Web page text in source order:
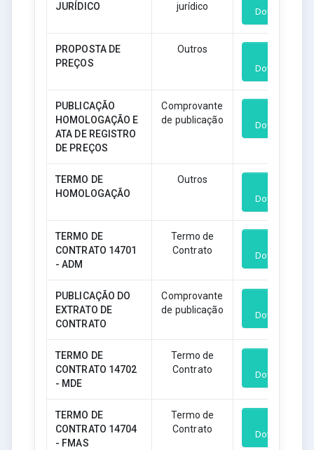
JURÍDICO
jurídico
Download
PROPOSTA DE
PREÇOS
Outros
Download
PUBLICAÇÃO
HOMOLOGAÇÃO E
ATA DE REGISTRO
DE PREÇOS
Comprovante
de publicação
Download
TERMO DE
HOMOLOGAÇÃO
Outros
Download
TERMO DE
CONTRATO 14701
- ADM
Termo de
Contrato
Download
PUBLICAÇÃO DO
EXTRATO DE
CONTRATO
Comprovante
de publicação
Download
TERMO DE
CONTRATO 14702
- MDE
Termo de
Contrato
Download
TERMO DE
CONTRATO 14704
- FMAS
Termo de
Contrato
Download